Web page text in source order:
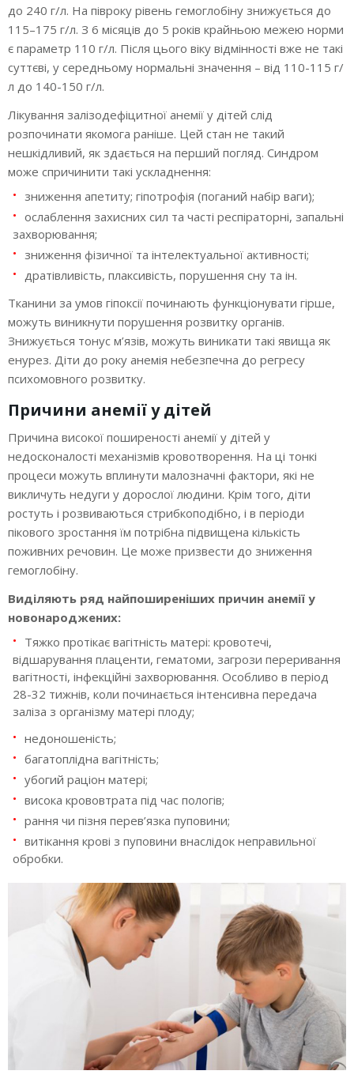
до 240 г/л. На півроку рівень гемоглобіну знижується до
115–175 г/л. З 6 місяців до 5 років крайньою межею норми
є параметр 110 г/л. Після цього віку відмінності вже не такі
суттєві, у середньому нормальні значення – від 110-115 г/
л до 140-150 г/л.
Лікування залізодефіцитної анемії у дітей слід
розпочинати якомога раніше. Цей стан не такий
нешкідливий, як здається на перший погляд. Синдром
може спричинити такі ускладнення:
зниження апетиту; гіпотрофія (поганий набір ваги);
ослаблення захисних сил та часті респіраторні, запальні
захворювання;
зниження фізичної та інтелектуальної активності;
дратівливість, плаксивість, порушення сну та ін.
Тканини за умов гіпоксії починають функціонувати гірше,
можуть виникнути порушення розвитку органів.
Знижується тонус м’язів, можуть виникати такі явища як
енурез. Діти до року анемія небезпечна до регресу
психомовного розвитку.
Причини анемії у дітей
Причина високої поширеності анемії у дітей у
недосконалості механізмів кровотворення. На ці тонкі
процеси можуть вплинути малозначні фактори, які не
викличуть недуги у дорослої людини. Крім того, діти
ростуть і розвиваються стрибкоподібно, і в періоди
пікового зростання їм потрібна підвищена кількість
поживних речовин. Це може призвести до зниження
гемоглобіну.
Виділяють ряд найпоширеніших причин анемії у
новонароджених:
Тяжко протікає вагітність матері: кровотечі,
відшарування плаценти, гематоми, загрози переривання
вагітності, інфекційні захворювання. Особливо в період
28-32 тижнів, коли починається інтенсивна передача
заліза з організму матері плоду;
недоношеність;
багатоплідна вагітність;
убогий раціон матері;
висока крововтрата під час пологів;
рання чи пізня перев’язка пуповини;
витікання крові з пуповини внаслідок неправильної
обробки.